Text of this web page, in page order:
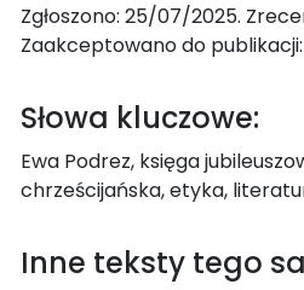
Zgłoszono: 25/07/2025.
Zaakceptowano do
Słowa kluczowe:
Ewa Podrez, księga
chrześcijańska, etyka,
Inne teksty tego